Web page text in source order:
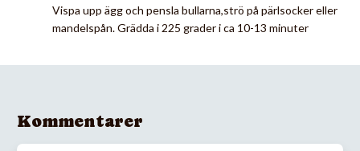
Vispa upp ägg och pensla bullarna,strö på pärlsocker eller
mandelspån. Grädda i 225 grader i ca 10-13 minuter
Kommentarer